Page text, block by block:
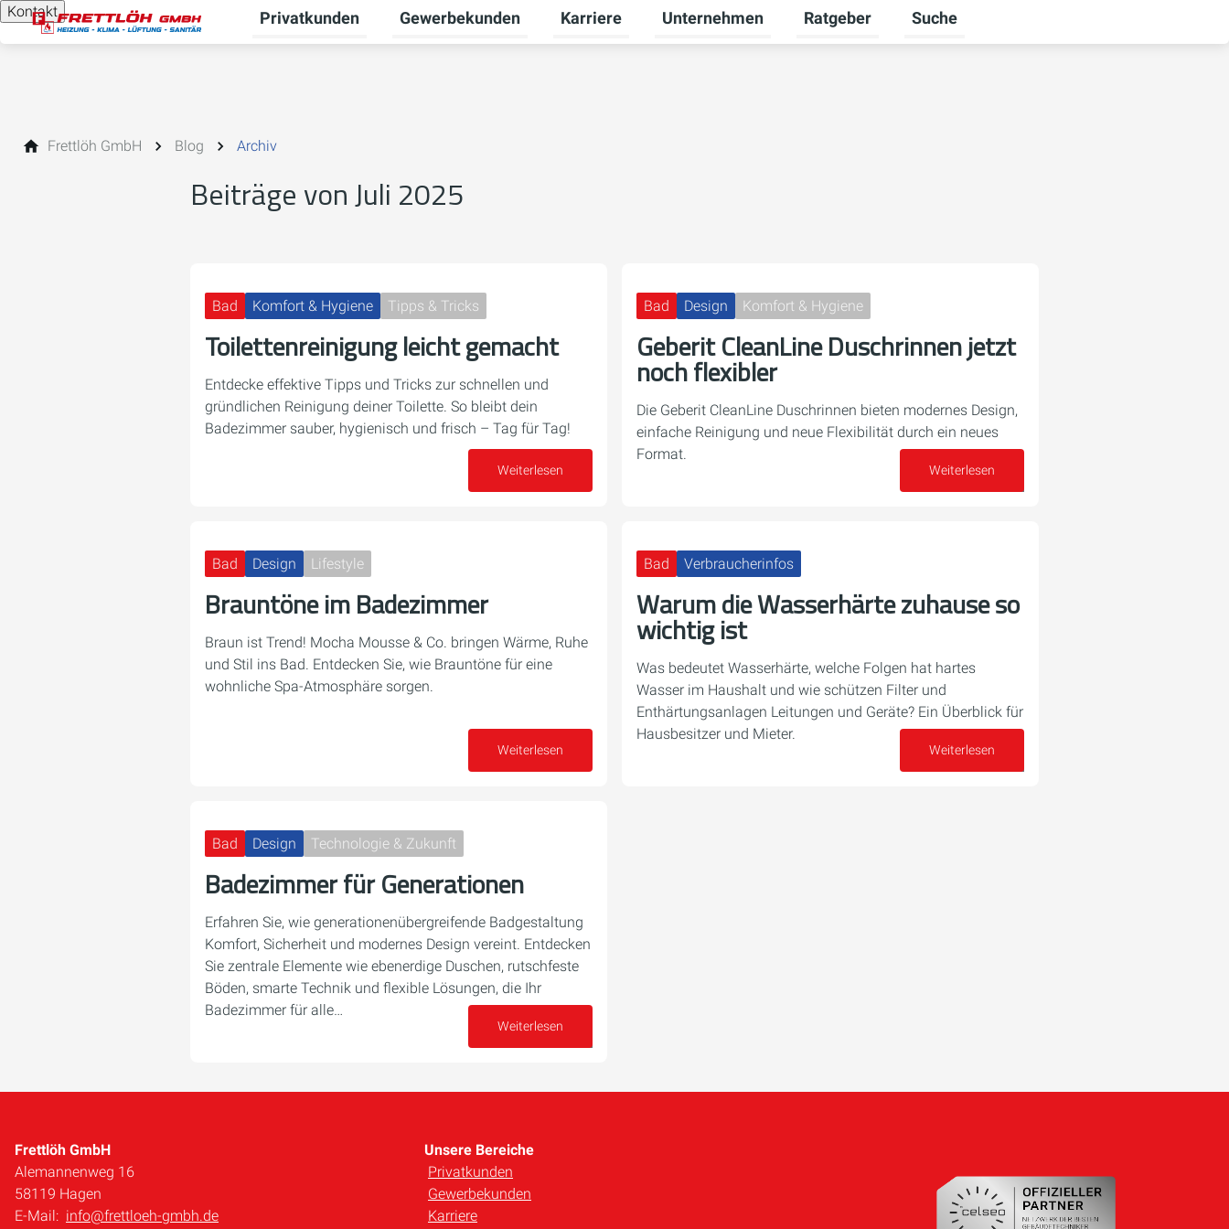
Kontakt Privatkunden
Untermenü für Privatkunden umschalten
Gewerbekunden
Untermenü für Gewerbekunden umschalten
Karriere
Untermenü für Karriere umschalten
Unternehmen
Untermenü für Unternehmen umschalten
Ratgeber
Untermenü für Ratgeber umschalten
Suche
Frettlöh GmbH Blog Archiv
Beiträge von Juli 2025
Bad Komfort & Hygiene Tipps & Tricks
Toilettenreinigung leicht gemacht
Entdecke effektive Tipps und Tricks zur schnellen und
gründlichen Reinigung deiner Toilette. So bleibt dein
Badezimmer sauber, hygienisch und frisch – Tag für Tag!
30. Juli 2025
Weiterlesen
Bad Design Komfort & Hygiene
Geberit CleanLine Duschrinnen jetzt
noch flexibler
Die Geberit CleanLine Duschrinnen bieten modernes Design,
einfache Reinigung und neue Flexibilität durch ein neues
Format.
Weiterlesen
Bad Design Lifestyle
Brauntöne im Badezimmer
Braun ist Trend! Mocha Mousse & Co. bringen Wärme, Ruhe
und Stil ins Bad. Entdecken Sie, wie Brauntöne für eine
wohnliche Spa-Atmosphäre sorgen.
Weiterlesen
Bad Verbraucherinfos
Warum die Wasserhärte zuhause so
wichtig ist
Was bedeutet Wasserhärte, welche Folgen hat hartes
Wasser im Haushalt und wie schützen Filter und
Enthärtungsanlagen Leitungen und Geräte? Ein Überblick für
Hausbesitzer und Mieter.
Weiterlesen
Bad Design Technologie & Zukunft
Badezimmer für Generationen
Erfahren Sie, wie generationenübergreifende Badgestaltung
Komfort, Sicherheit und modernes Design vereint. Entdecken
Sie zentrale Elemente wie ebenerdige Duschen, rutschfeste
Böden, smarte Technik und flexible Lösungen, die Ihr
Badezimmer für alle…
Weiterlesen
Frettlöh GmbH
Alemannenweg 16
58119 Hagen
E-Mail: info@frettloeh-gmbh.de
Unsere Bereiche
Privatkunden
Gewerbekunden
Karriere